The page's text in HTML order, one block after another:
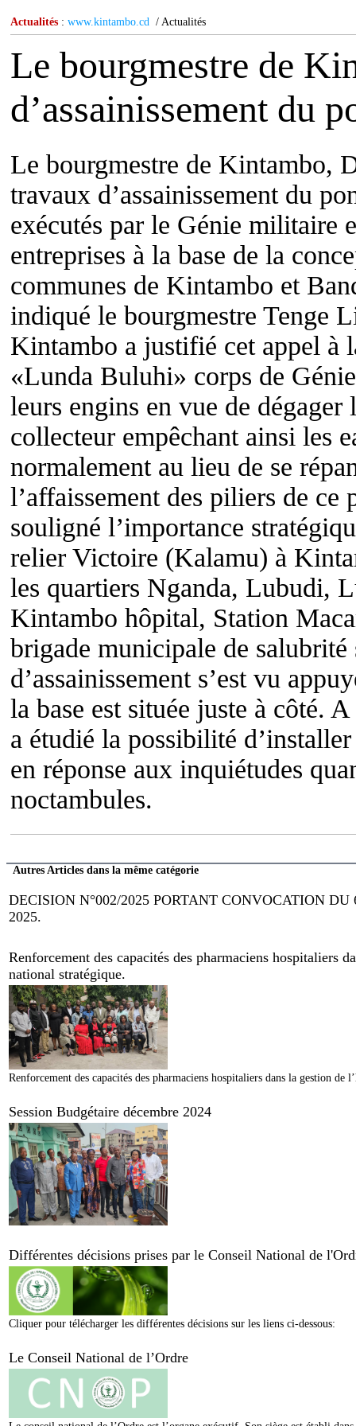
Actualités : www.kintambo.cd / Actualités
Le bourgmestre de
d’assainissement du
Le bourgmestre de Kintambo,
travaux d’assainissement du
exécutés par le Génie militaire
entreprises à la base de la
communes de Kintambo et
indiqué le bourgmestre Tenge
Kintambo a justifié cet appel à
«Lunda Buluhi» corps de
leurs engins en vue de
collecteur empêchant ainsi les
normalement au lieu de se
l’affaissement des piliers de
souligné l’importance
relier Victoire (Kalamu) à
les quartiers Nganda, Lubudi,
Kintambo hôpital, Station
brigade municipale de
d’assainissement s’est vu
la base est située juste à côté.
a étudié la possibilité
en réponse aux inquiétudes
noctambules.
Autres Articles dans la même catégorie
DECISION N°002/2025 PORTANT CONVOCATION
2025.
Renforcement des capacités des pharmaciens hospitaliers
national stratégique.
Renforcement des capacités des pharmaciens hospitaliers dans la gestion
Session Budgétaire décembre 2024
Différentes décisions prises par le Conseil National de
Cliquer pour télécharger les différentes décisions sur les liens ci-dessous:
Le Conseil National de l’Ordre